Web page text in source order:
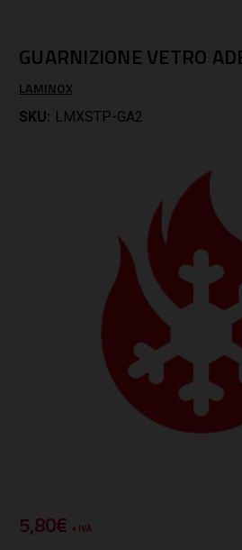
GUARNIZIONE VETRO
LAMINOX
SKU: LMXSTP-GA2
5,80€ + IVA